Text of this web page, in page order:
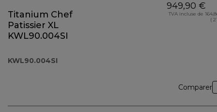
Titanium Chef
Patissier XL
KWL90.004SI
KWL90.004SI
949,90 €
TVA incluse de
(
Comparer